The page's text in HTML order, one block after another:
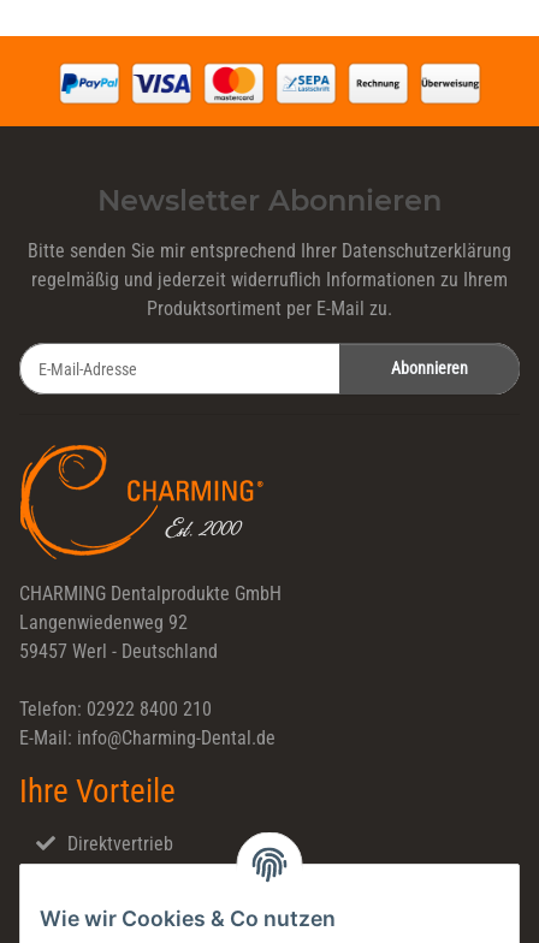
Wie wir Cookies & Co nutzen
Newsletter Abonnieren
Bitte senden Sie mir entsprechend Ihrer Datenschutzerklärung
regelmäßig und jederzeit widerruflich Informationen zu Ihrem
Produktsortiment per E-Mail zu.
Abonnieren
CHARMING Dentalprodukte GmbH
Langenwiedenweg 92
59457 Werl - Deutschland
Telefon: 02922 8400 210
E-Mail: info@Charming-Dental.de
Ihre Vorteile
Direktvertrieb
Made in Germany